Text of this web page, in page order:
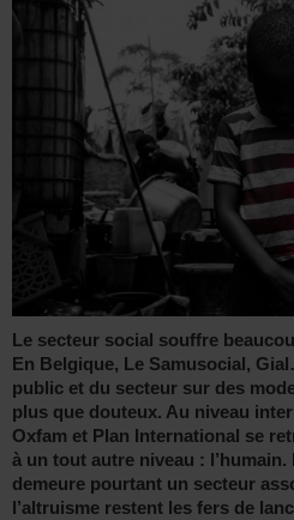
Le secteur social souffre
En Belgique, Le Samusocial,
public et du secteur sur des
plus que douteux. Au niveau
Oxfam et Plan International se
à un tout autre niveau :
demeure pourtant un secteur
l’altruisme restent les fers de